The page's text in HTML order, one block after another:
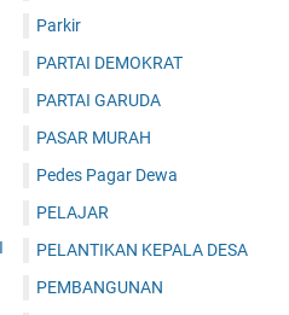
Parkir
PARTAI DEMOKRAT
PARTAI GARUDA
PASAR MURAH
Pedes Pagar Dewa
PELAJAR
PELANTIKAN KEPALA DESA
PEMBANGUNAN